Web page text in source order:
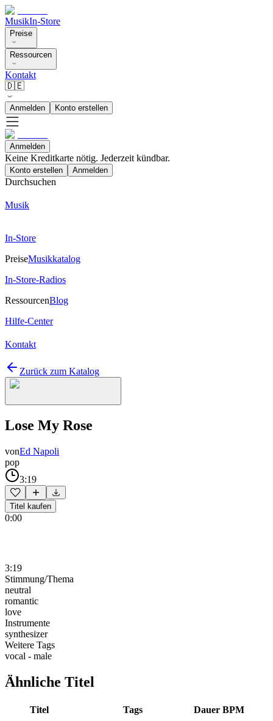
MusikIn-Store
Preise
Ressourcen
Kontakt
🇩🇪
Anmelden Konto erstellen
Anmelden
Keine Kreditkarte nötig. Jederzeit kündbar.
Konto erstellen Anmelden
Durchsuchen
Musik
In-Store
PreiseMusikkatalog
In-Store-Radios
RessourcenBlog
Hilfe-Center
Kontakt
Zurück zum Katalog
Lose My Rose
vonEd Napoli
pop
3:19
Titel kaufen
0:00
3:19
Stimmung/Thema
neutral
romantic
love
Instrumente
synthesizer
Weitere Tags
vocal - male
Ähnliche Titel
Titel Tags Dauer BPM